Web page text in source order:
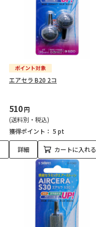
エアセラ B20 2コ
510円
(送料別・税込)
獲得ポイント： 5 pt
詳細 カートに入れる